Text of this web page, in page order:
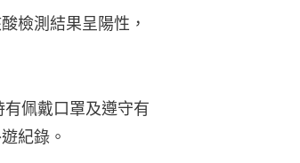
檢測結果呈陽性，
佩戴口罩及遵守有
紀錄。